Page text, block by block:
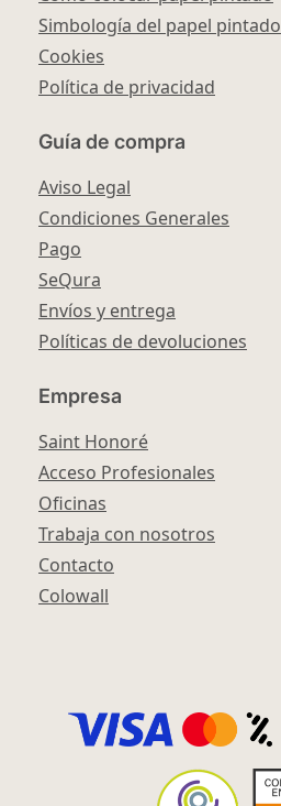
Simbología del papel pintado
Cookies
Política de privacidad
Guía de compra
Aviso Legal
Condiciones Generales
Pago
SeQura
Envíos y entrega
Políticas de devoluciones
Empresa
Saint Honoré
Acceso Profesionales
Oficinas
Trabaja con nosotros
Contacto
Colowall